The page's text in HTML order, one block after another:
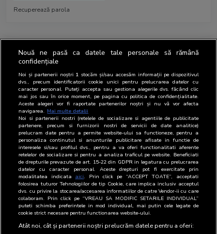
Recuperează parola
Nouă ne pasă ca datele tale personale să rămână
confidențiale
Noi și partenerii noștri 1 stocăm și/sau accesăm informații pe dispozitivul
dvs., precum identificatorii cookie unici pentru prelucrarea datelor cu
caracter personal. Puteți accepta sau gestiona alegerile dvs. făcând clic
mai jos sau în orice moment, pe pagina cu politica de confidențialitate.
Aceste alegeri vor fi raportate partenerilor noștri și nu vă vor afecta
navigarea. Mai multe detalii
Noi si partenerii nostri (retelele de socializare si agentiile de publicitate
partenere, precum si furnizorii nostri de servicii de date analitice)
prelucram date pentru a permite website-ului sa functioneze, pentru a
personaliza continutul si anunturile publicitare afisate in functie de
interesele si/sau profilul dvs., pentru a va oferi functionalitati aferente
retelelor de socializare si pentru a analiza traficul pe website. Beneficiati
de drepturile prevazute de art. 15-22 din GDPR in legatura cu prelucrarea
datelor cu caracter personal. Aceste drepturi pot fi exercitate prin
modalitatea indicata aici. Prin click pe “ACCEPT TOATE”, acceptati
folosirea tuturor Tehnologiilor de tip Cookie, care implica inclusiv acceptul
dvs. cu privire la stocarea/accesarea informatiilor de catre Vendor-ii cu care
colaboram. Prin click pe “VREAU SA MODIFIC SETARILE INDIVIDUAL”
puteti schimba preferintele in mod individual, mai putin cele legate de
cookie strict necesare pentru functionarea website-ului.
Atât noi, cât și partenerii noștri prelucrăm datele pentru a oferi: